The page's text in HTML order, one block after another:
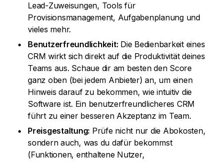
Lead-Zuweisungen, Tools für
Provisionsmanagement, Aufgabenplanung und
vieles mehr.
Benutzerfreundlichkeit: Die Bedienbarkeit eines
CRM wirkt sich direkt auf die Produktivität deines
Teams aus. Schaue dir am besten den Score
ganz oben (bei jedem Anbieter) an, um einen
Hinweis darauf zu bekommen, wie intuitiv die
Software ist. Ein benutzerfreundlicheres CRM
führt zu einer besseren Akzeptanz im Team.
Preisgestaltung: Prüfe nicht nur die Abokosten,
sondern auch, was du dafür bekommst
(Funktionen, enthaltene Nutzer,